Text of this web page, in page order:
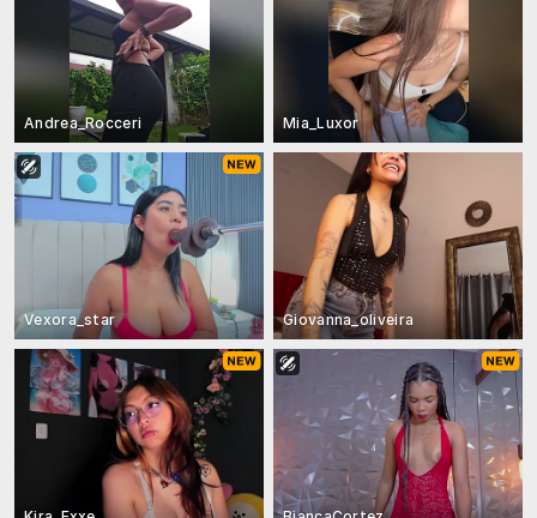
Andrea_Rocceri Mia_Luxor
Vexora_star Giovanna_oliveira